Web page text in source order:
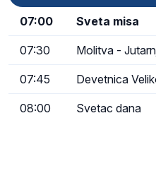
07:00 Sveta misa
07:30 Molitva -
07:45 Devetnica
08:00 Svetac dana